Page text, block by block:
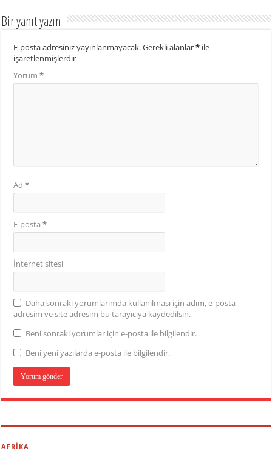
Bir yanıt yazın
E-posta adresiniz yayınlanmayacak.Gerekli alanlar* ile
işaretlenmişlerdir
Yorum*
Ad*
E-posta*
İnternet sitesi
Daha sonraki yorumlarımda kullanılması için adım, e-posta
adresim ve site adresim bu tarayıcıya kaydedilsin.
Beni sonraki yorumlar için e-posta ile bilgilendir.
Beni yeni yazılarda e-posta ile bilgilendir.
AFRİKA